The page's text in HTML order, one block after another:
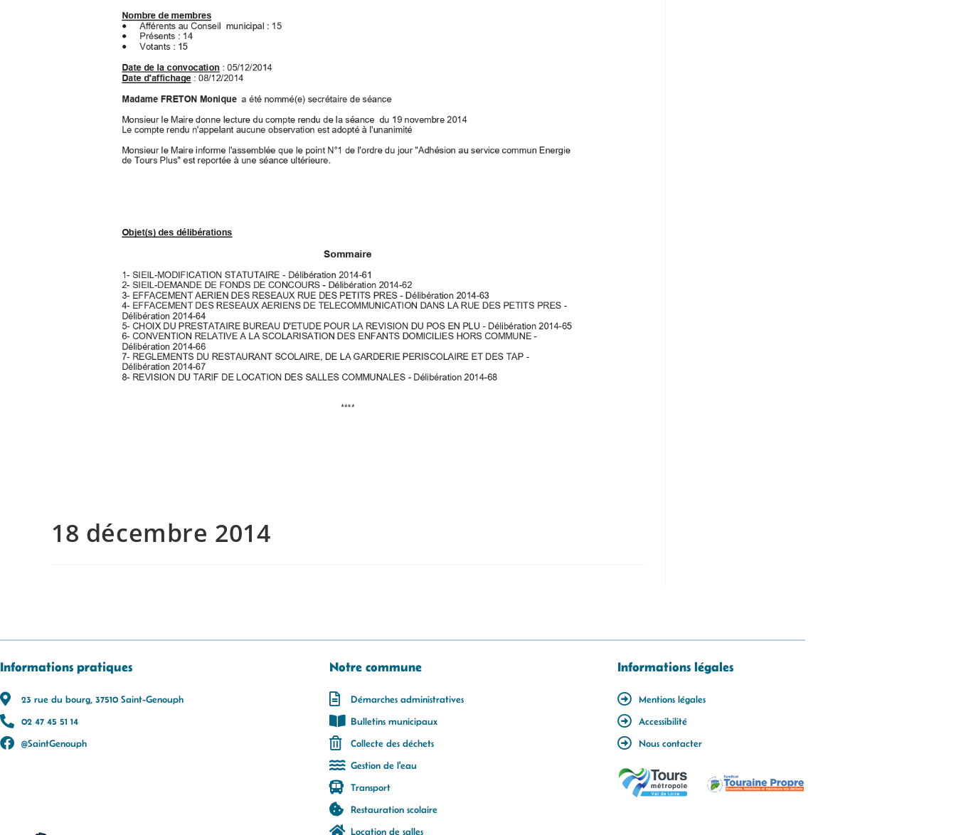
18 décembre 2014
Informations pratiques
23 rue du bourg, 37510 Saint-Genouph
02 47 45 51 14
@SaintGenouph
Notre commune
Démarches administratives
Bulletins municipaux
Collecte des déchets
Gestion de l'eau
Transport
Restauration scolaire
Location de salles
Informations légales
Mentions légales
Accessibilité
Nous contacter